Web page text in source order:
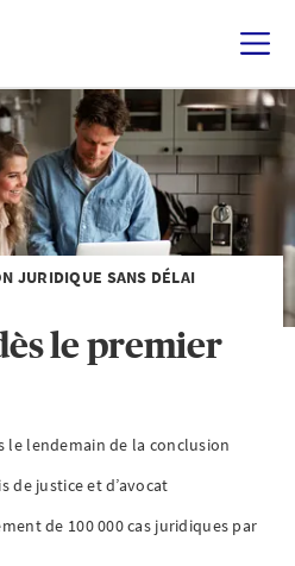
JURIDIQUE SANS DÉLAI
le premier
le lendemain de la conclusion
de justice et d’avocat
de 100 000 cas juridiques par